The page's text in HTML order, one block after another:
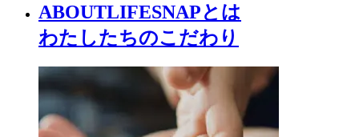
ABOUTLIFESNAPとは
わたしたちのこだわり